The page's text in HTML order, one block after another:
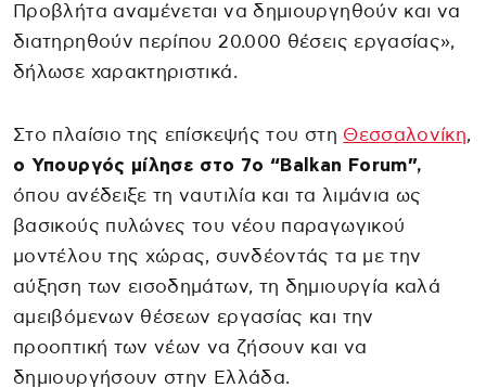
Προβλήτα αναμένεται να δημιουργηθούν και να
διατηρηθούν περίπου 20.000 θέσεις εργασίας»,
δήλωσε χαρακτηριστικά.
Στο πλαίσιο της επίσκεψής του στη Θεσσαλονίκη,
ο Υπουργός μίλησε στο 7ο “Balkan Forum”,
όπου ανέδειξε τη ναυτιλία και τα λιμάνια ως
βασικούς πυλώνες του νέου παραγωγικού
μοντέλου της χώρας, συνδέοντάς τα με την
αύξηση των εισοδημάτων, τη δημιουργία καλά
αμειβόμενων θέσεων εργασίας και την
προοπτική των νέων να ζήσουν και να
δημιουργήσουν στην Ελλάδα.